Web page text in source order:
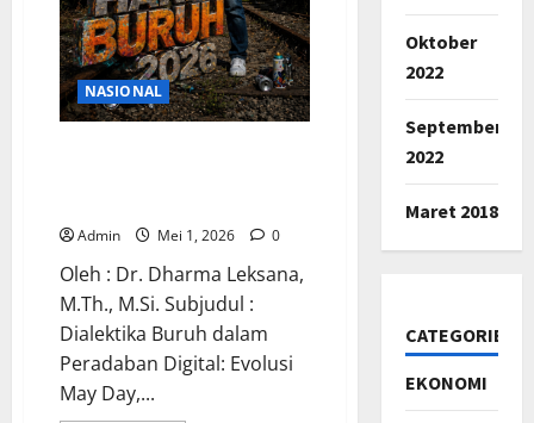
NASIONAL
Admin Mei 1, 2026 0
Oleh : Dr. Dharma Leksana,
M.Th., M.Si. Subjudul :
Dialektika Buruh dalam
Peradaban Digital: Evolusi
May Day,...
Oktober
2022
September
2022
Maret 2018
CATEGORIES
EKONOMI